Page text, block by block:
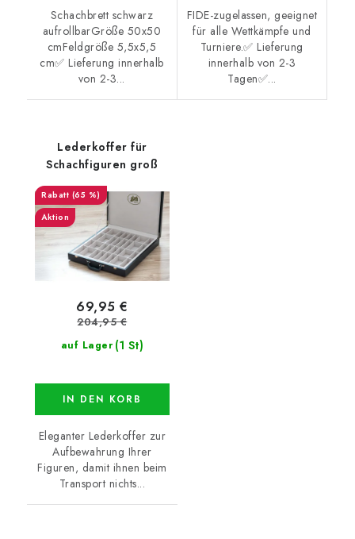
Schachbrett schwarz
aufrollbarGröße 50x50
cmFeldgröße 5,5x5,5
cm✅ Lieferung innerhalb
von 2-3...
FIDE-zugelassen, geeignet
für alle Wettkämpfe und
Turniere.✅ Lieferung
innerhalb von 2-3
Tagen✅...
Lederkoffer für
Schachfiguren groß
(65 %)
Aktion
auf Lager (1 St)
69,95 €
204,95 €
IN DEN KORB
Eleganter Lederkoffer zur
Aufbewahrung Ihrer
Figuren, damit ihnen beim
Transport nichts...